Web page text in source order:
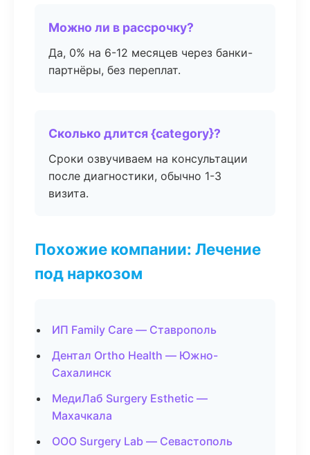
Можно ли в рассрочку?
Да, 0% на 6-12 месяцев через банки-
партнёры, без переплат.
Сколько длится {category}?
Сроки озвучиваем на консультации
после диагностики, обычно 1-3
визита.
Похожие компании: Лечение
под наркозом
ИП Family Care — Ставрополь
Дентал Ortho Health — Южно-
Сахалинск
МедиЛаб Surgery Esthetic —
Махачкала
ООО Surgery Lab — Севастополь